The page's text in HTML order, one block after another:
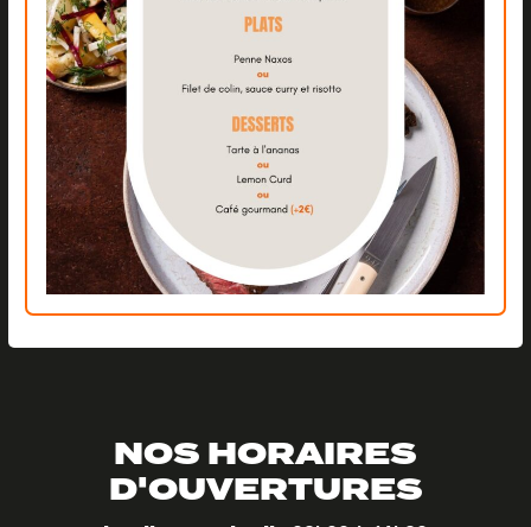
NOS HORAIRES
D'OUVERTURES